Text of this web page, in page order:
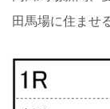
田馬場に住ませ